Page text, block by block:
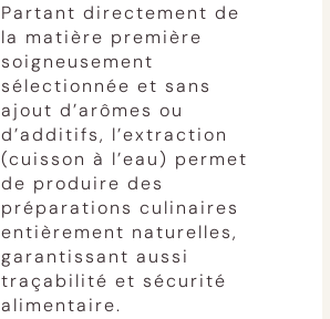
Partant directement de
la matière première
soigneusement
sélectionnée et sans
ajout d’arômes ou
d’additifs, l’extraction
(cuisson à l’eau) permet
de produire des
préparations culinaires
entièrement naturelles,
garantissant aussi
traçabilité et sécurité
alimentaire.